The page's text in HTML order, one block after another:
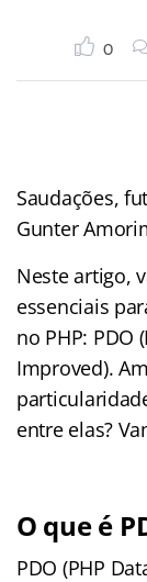
0
Saudações,
Gunter
Neste artigo,
essenciais
no PHP: PDO
Improved).
entre elas?
O que é
PDO (PHP